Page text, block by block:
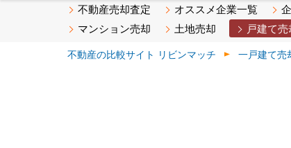
不動産売却査定 オススメ企業一覧
マンション売却
土地売却 戸建て売
不動産の比較サイト リビンマッチ 一戸建て売